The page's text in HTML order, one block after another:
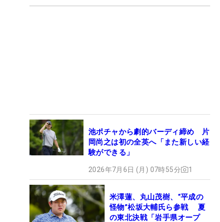
池ポチャから劇的バーディ締め 片
岡尚之は初の全英へ「また新しい経
験ができる」
2026年7月6日 (月) 07時55分 1
米澤蓮、丸山茂樹、“平成の
怪物”松坂大輔氏ら参戦 夏
の東北決戦「岩手県オープ